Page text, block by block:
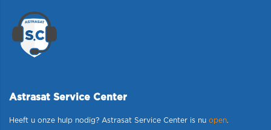
Astrasat Service Center
Heeft u onze hulp nodig? Astrasat Service Center is nu open.